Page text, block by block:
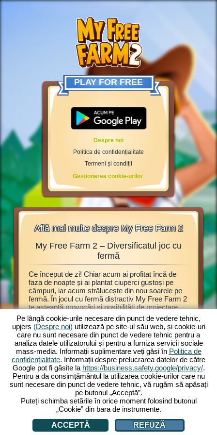
PLAY FOR FREE
Despre noi
Politica de confidențialitate
Termeni și condiții
Gestionarea cookie-urilor
Află mai multe despre My Free Farm 2
joc
este
poți
cu
My Free Farm 2 – Diversificatul joc cu
fermă
Ce început de zi! Chiar acum ai profitat încă de
faza de noapte și ai plantat ciuperci gustoși pe
câmpuri, iar acum strălucește din nou soarele pe
fermă. În jocul cu fermă distractiv My Free Farm 2
te așteaptă provocări și posibilități de proiectare
grozave. Modul de noapte este doar una dintre
numeroasele opțiuni de joc. Savurează jocul My
Free Farm 2 acum și pe calculator. Varianta
browser îți oferă experiențe de joc cu fermă
captivante. Ține și crește animale, cultivă
câmpurile, adună recolta și produ mărfuri
delicioase pentru clienți. Înregistrează-te gratis și
joacă acum!
poți
plante
de
mărfuri
te
ferma,
obținute
Pe lângă cookie-urile necesare din punct de vedere tehnic,
upjers (Despre noi) utilizează pe site-ul său web, și cookie-uri
care nu sunt necesare din punct de vedere tehnic pentru a
analiza datele utilizatorului și pentru a furniza servicii sociale
mass-media. Informații suplimentare veți găsi în Politica de
confidențialitate. Informații despre prelucrarea datelor de către
Google pot fi găsite la https://business.safety.google/privacy/.
Pentru a da consimțământul la utilizarea cookie-urilor care nu
sunt necesare din punct de vedere tehnic, vă rugăm să apăsați
pe butonul „Acceptă”.
Puteți schimba setările în orice moment folosind butonul
„Cookie” din bara de instrumente.
ACCEPTĂ
REFUZĂ